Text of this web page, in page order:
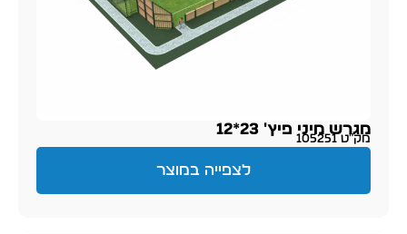
מגרש מיני פיץ' 23*12
מק״ט 105251
לצפייה במוצר